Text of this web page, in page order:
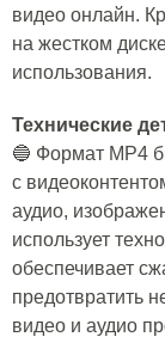
видео онлайн.
на жестком
использования.
Технические
🔵 Формат MP4
с
аудио,
использует
обеспечивает
предотвратить
видео и аудио